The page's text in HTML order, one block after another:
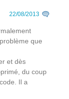
22/08/2013
que
et dès
du coup
Il a